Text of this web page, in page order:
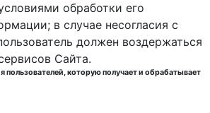
обработки его
в случае несогласия с
должен воздержаться
Сайта.
пользователей, которую получает и обрабатывает